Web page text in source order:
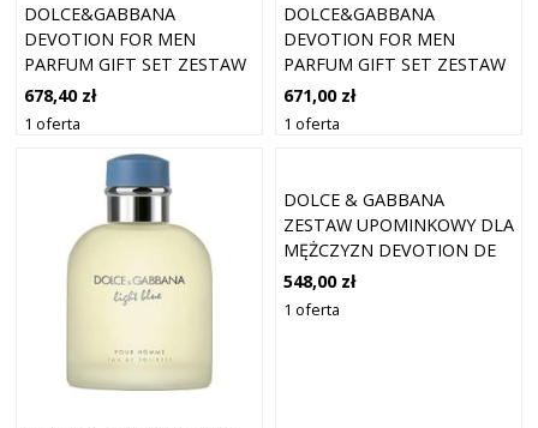
DOLCE&GABBANA
DEVOTION FOR MEN
PARFUM GIFT SET ZESTAW
UPOMINKOWY DLA
MĘŻCZYZN
678,40 zł
1 oferta
DOLCE&GABBANA
DEVOTION FOR MEN
PARFUM GIFT SET ZESTAW
UPOMINKOWY DLA
MĘŻCZYZN
671,00 zł
1 oferta
DOLCE & GABBANA
ZESTAW UPOMINKOWY DLA
MĘŻCZYZN DEVOTION DE
PARFUM SPRAY 100 ML +
EDP SPRAY 10 ML
548,00 zł
1 oferta